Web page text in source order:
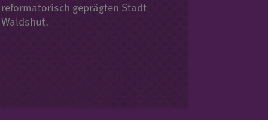
reformatorisch geprägten Stadt
Waldshut.